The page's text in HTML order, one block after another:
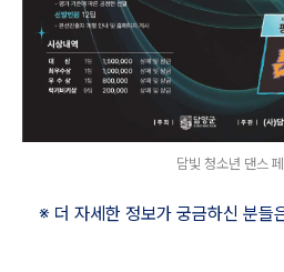
담빛 청소년 댄스
※ 더 자세한 정보가 궁금하신 분들